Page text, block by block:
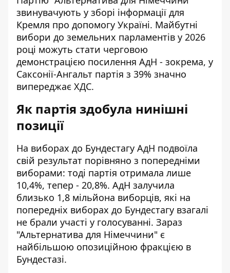
звинувачують у зборі інформації для
Кремля про допомогу Україні. Майбутні
вибори до земельних парламентів у 2026
році можуть стати черговою
демонстрацією посилення АдН - зокрема, у
Саксонії-Ангальт партія з 39% значно
випереджає ХДС.
Як партія здобула нинішні
позиції
На виборах до Бундестагу АдН подвоїла
свій результат порівняно з попередніми
виборами: тоді партія отримала лише
10,4%, тепер - 20,8%. АдН залучила
близько 1,8 мільйона виборців, які на
попередніх виборах до Бундестагу взагалі
не брали участі у голосуванні. Зараз
"Альтернатива для Німеччини" є
найбільшою опозиційною фракцією в
Бундестазі.